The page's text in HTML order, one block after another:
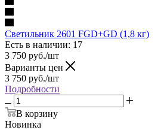
Светильник 2601 FGD+GD (1,8 кг)
Есть в наличии: 17
3 750 руб./шт
Варианты цен
3 750 руб./шт
Подробности
В корзину
Новинка